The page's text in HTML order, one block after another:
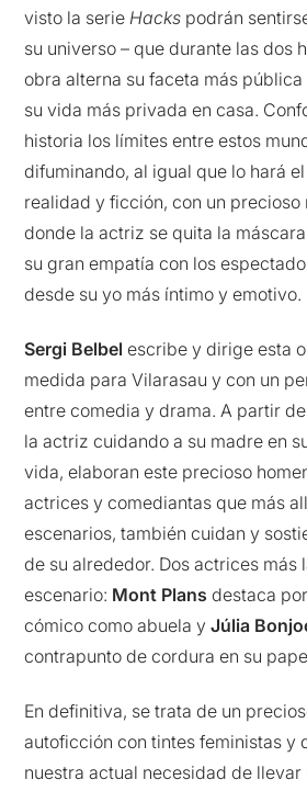
visto la serie Hacks podrán
su universo – que durante las dos
obra alterna su faceta más
su vida más privada en casa.
historia los límites entre estos
difuminando, al igual que lo hará
realidad y ficción, con un precioso
donde la actriz se quita la
su gran empatía con los
desde su yo más íntimo y emotivo.
Sergi Belbel escribe y dirige esta
medida para Vilarasau y con un
entre comedia y drama. A partir
la actriz cuidando a su madre en
vida, elaboran este precioso
actrices y comediantas que más
escenarios, también cuidan y
de su alrededor. Dos actrices más
escenario: Mont Plans destaca
cómico como abuela yJúlia
contrapunto de cordura en su
En definitiva, se trata de un
autoficción con tintes feministas y
nuestra actual necesidad de llevar